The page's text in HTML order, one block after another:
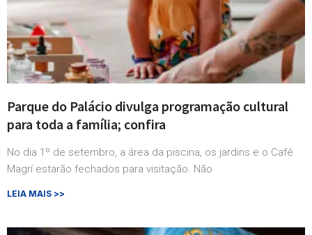
Parque do Palácio divulga programação cultural
para toda a família; confira
No dia 1º de setembro, a área da piscina, os jardins e o Café
Magrí estarão fechados para visitação. Não
LEIA MAIS >>